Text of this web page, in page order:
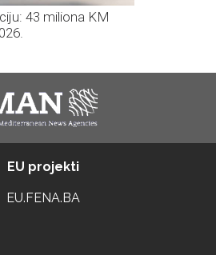
43 miliona KM
EU projekti
EU.FENA.BA